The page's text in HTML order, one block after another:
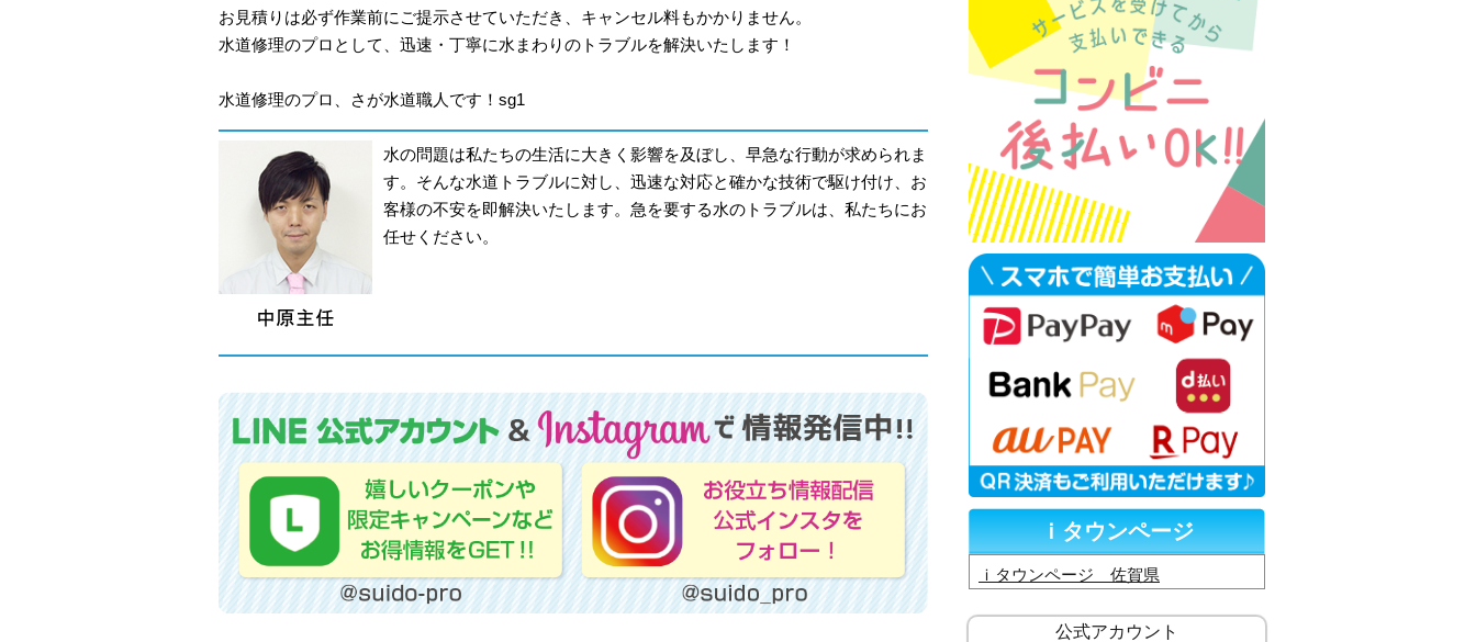
お見積りは必ず作業前にご提示させていただき、キャンセル料もかかりません。
水道修理のプロとして、迅速・丁寧に水まわりのトラブルを解決いたします！
水道修理のプロ、さが水道職人です！sg1
水の問題は私たちの生活に大きく影響を及ぼし、早急な行動が求められま
す。そんな水道トラブルに対し、迅速な対応と確かな技術で駆け付け、お
客様の不安を即解決いたします。急を要する水のトラブルは、私たちにお
任せください。
ｉタウンページ
ｉタウンページ 佐賀県
公式アカウント